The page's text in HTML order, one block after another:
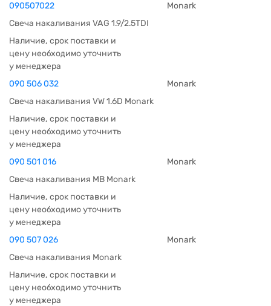
090507022
Monark
Свеча накаливания VAG 1.9/2.5TDI
Наличие, срок поставки и
цену необходимо уточнить
у менеджера
090 506 032
Monark
Свеча накаливания VW 1.6D Monark
Наличие, срок поставки и
цену необходимо уточнить
у менеджера
090 501 016
Monark
Свеча накаливания MB Monark
Наличие, срок поставки и
цену необходимо уточнить
у менеджера
090 507 026
Monark
Свеча накаливания Monark
Наличие, срок поставки и
цену необходимо уточнить
у менеджера